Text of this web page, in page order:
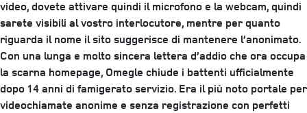
video, dovete attivare quindi il microfono e la webcam, quindi
sarete visibili al vostro interlocutore, mentre per quanto
riguarda il nome il sito suggerisce di mantenere l’anonimato.
Con una lunga e molto sincera lettera d’addio che ora occupa
la scarna homepage, Omegle chiude i battenti ufficialmente
dopo 14 anni di famigerato servizio. Era il più noto portale per
videochiamate anonime e senza registrazione con perfetti